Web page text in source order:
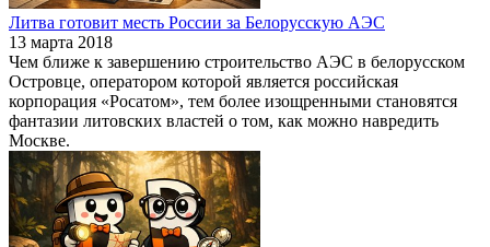
Литва готовит месть России за Белорусскую АЭС
13 марта 2018
Чем ближе к завершению строительство АЭС в белорусском
Островце, оператором которой является российская
корпорация «Росатом», тем более изощренными становятся
фантазии литовских властей о том, как можно навредить
Москве.